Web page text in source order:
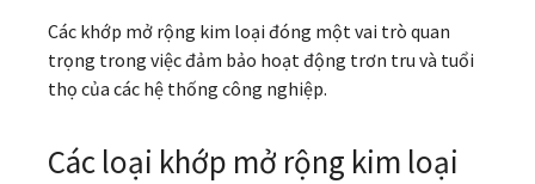
Các khớp mở rộng kim loại đóng một vai trò quan
trọng trong việc đảm bảo hoạt động trơn tru và tuổi
thọ của các hệ thống công nghiệp.
Các loại khớp mở rộng kim loại